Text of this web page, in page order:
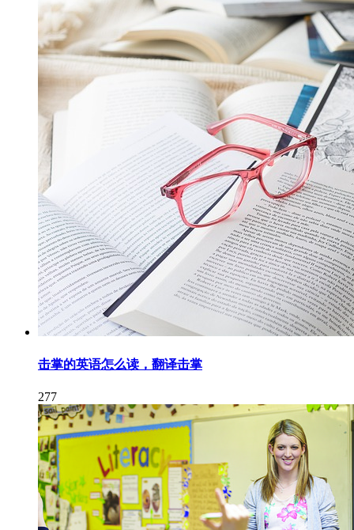
击掌的英语怎么读，翻译击掌
277